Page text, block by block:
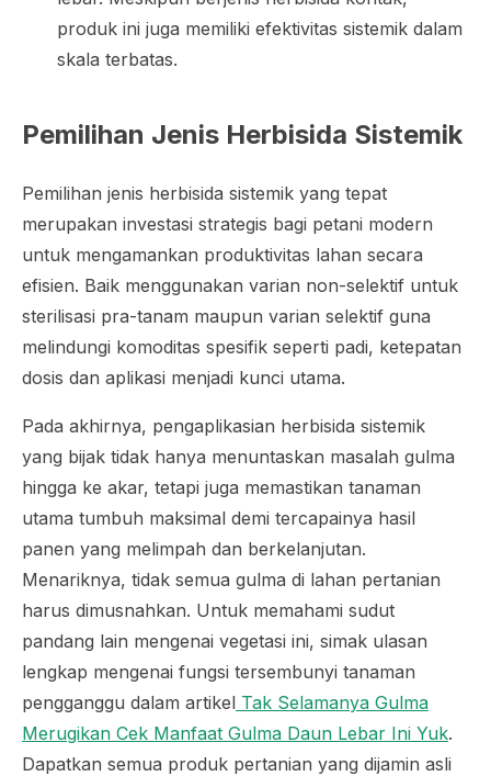
produk ini juga memiliki efektivitas sistemik dalam
skala terbatas.
Pemilihan Jenis Herbisida Sistemik
Pemilihan jenis herbisida sistemik yang tepat
merupakan investasi strategis bagi petani modern
untuk mengamankan produktivitas lahan secara
efisien. Baik menggunakan varian non-selektif untuk
sterilisasi pra-tanam maupun varian selektif guna
melindungi komoditas spesifik seperti padi, ketepatan
dosis dan aplikasi menjadi kunci utama.
Pada akhirnya, pengaplikasian herbisida sistemik
yang bijak tidak hanya menuntaskan masalah gulma
hingga ke akar, tetapi juga memastikan tanaman
utama tumbuh maksimal demi tercapainya hasil
panen yang melimpah dan berkelanjutan.
Menariknya, tidak semua gulma di lahan pertanian
harus dimusnahkan. Untuk memahami sudut
pandang lain mengenai vegetasi ini, simak ulasan
lengkap mengenai fungsi tersembunyi tanaman
pengganggu dalam artikel Tak Selamanya Gulma
Merugikan Cek Manfaat Gulma Daun Lebar Ini Yuk.
Dapatkan semua produk pertanian yang dijamin asli